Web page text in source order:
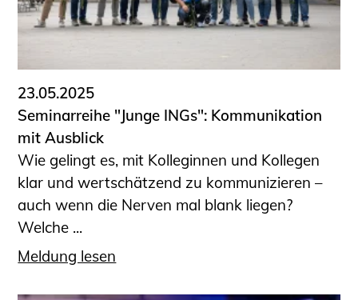
Wettbewerbe für Studierende
BLING.BLING.
Presse
Kontakt und Anfahrt
Impressum
Datenschutz
Ingenieurakademie West
23.05.2025
Seminarreihe "Junge INGs": Kommunikation
mit Ausblick
Wie gelingt es, mit Kolleginnen und Kollegen
klar und wertschätzend zu kommunizieren –
auch wenn die Nerven mal blank liegen?
Welche ...
Meldung lesen